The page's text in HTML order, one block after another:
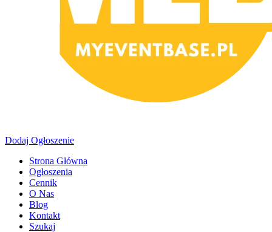
Dodaj Ogłoszenie
Strona Główna
Ogłoszenia
Cennik
O Nas
Blog
Kontakt
Szukaj